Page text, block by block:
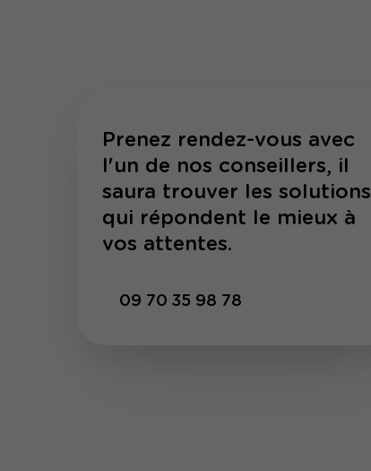
Prenez rendez-vous avec
l'un de nos conseillers, il
saura trouver les solutions
qui répondent le mieux à
vos attentes.
09 70 35 98 78